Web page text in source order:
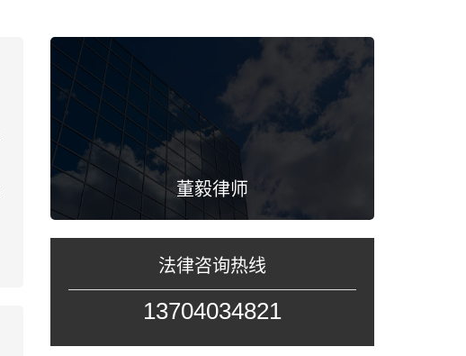
董毅律师
法律咨询热线
13704034821